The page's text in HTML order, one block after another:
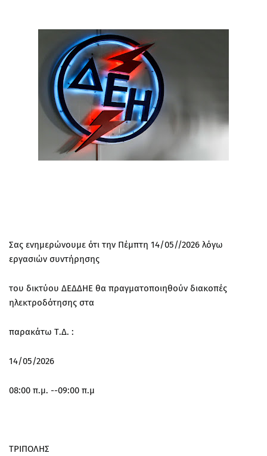
Σας ενημερώνουμε ότι την Πέμπτη 14/05//2026 λόγω
εργασιών συντήρησης
του δικτύου ΔΕΔΔΗΕ θα πραγματοποιηθούν διακοπές
ηλεκτροδότησης στα
παρακάτω Τ.Δ. :
14/05/2026
08:00 π.μ. --09:00 π.μ
ΤΡΙΠΟΛΗΣ